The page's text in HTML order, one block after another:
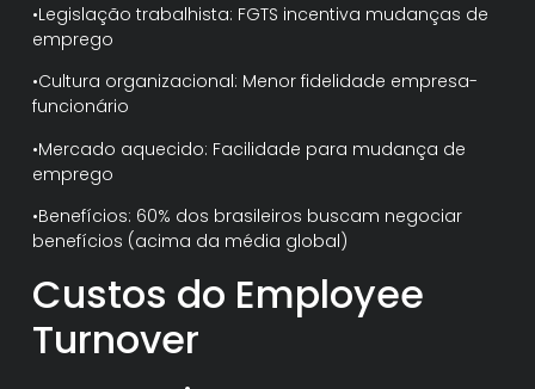
•Legislação trabalhista: FGTS incentiva mudanças de
emprego
•Cultura organizacional: Menor fidelidade empresa-
funcionário
•Mercado aquecido: Facilidade para mudança de
emprego
•Benefícios: 60% dos brasileiros buscam negociar
benefícios (acima da média global)
Custos do Employee
Turnover